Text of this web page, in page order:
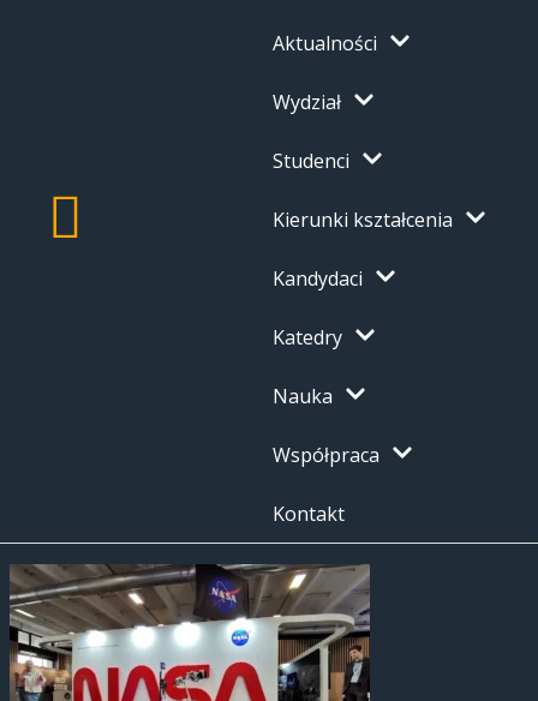
Aktualności
Wydział
Studenci
Kierunki kształcenia
Kandydaci
Katedry
Nauka
Współpraca
Kontakt